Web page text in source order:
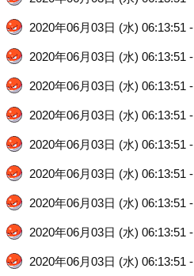
2020年06月03日 (水) 06:13:51 -
2020年06月03日 (水) 06:13:51 -
2020年06月03日 (水) 06:13:51 -
2020年06月03日 (水) 06:13:51 -
2020年06月03日 (水) 06:13:51 -
2020年06月03日 (水) 06:13:51 -
2020年06月03日 (水) 06:13:51 -
2020年06月03日 (水) 06:13:51 -
2020年06月03日 (水) 06:13:51 -